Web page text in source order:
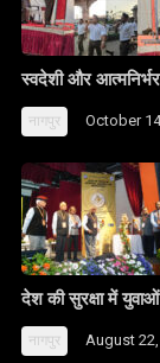
स्वदेशी और
नागपुर October
देश की सुरक्षा में
नागपुर August